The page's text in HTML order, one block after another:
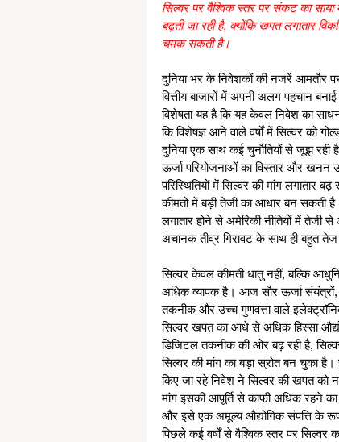
सिल्वर पर वैश्विक स्तर पर संकट का
बढ़ती जा रही है, क्योंकि खपत लगातार
चमक सकती है।
दुनिया भर के निवेशकों की नजरें आमतौर
वित्तीय बाजारों में अपनी अलग पहचान
विशेषता यह है कि यह केवल निवेश का
कि विशेषज्ञ आने वाले वर्षों में सिल्वर को
दुनिया एक साथ कई चुनौतियों से जूझ रही
ऊर्जा परियोजनाओं का विस्तार और खनन
परिस्थितियों में सिल्वर की मांग लगातार
कीमतों में बड़ी तेजी का आधार बन सकती
लगातार होने से अमेरिकी नीतियों में तेजी
अचानक तीव्र गिरावट के साथ ही बहुत
सिल्वर केवल कीमती धातु नहीं, बल्कि
अधिक व्यापक है। आज सौर ऊर्जा
तकनीक और उच्च गुणवत्ता वाले
सिल्वर खपत का आधे से अधिक हिस्सा
डिजिटल तकनीक की ओर बढ़ रही है,
सिल्वर की मांग का बड़ा स्रोत बन चुका है।
किए जा रहे निवेश ने सिल्वर की खपत को
मांग इसकी आपूर्ति से काफी अधिक रहने
और इसे एक अमूल्य औद्योगिक संपत्ति के रूप
पिछले कई वर्षों से वैश्विक स्तर पर